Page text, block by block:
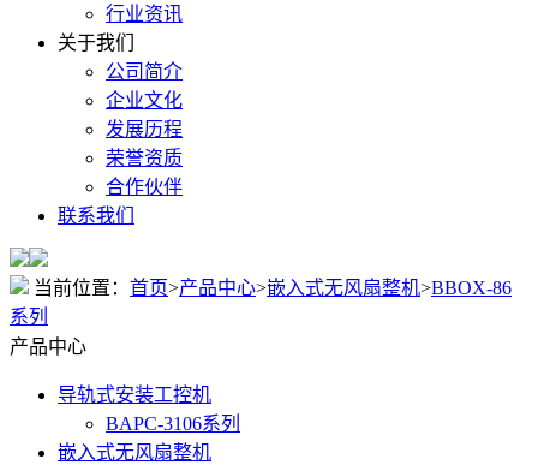
行业资讯
关于我们
公司简介
企业文化
发展历程
荣誉资质
合作伙伴
联系我们
当前位置： 首页>产品中心>嵌入式无风扇整机>BBOX-86
系列
产品中心
导轨式安装工控机
BAPC-3106系列
嵌入式无风扇整机